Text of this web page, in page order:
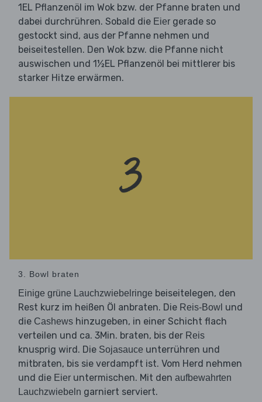
1EL Pflanzenöl im Wok bzw. der Pfanne braten und
dabei durchrühren. Sobald die Eier gerade so
gestockt sind, aus der Pfanne nehmen und
beiseitestellen. Den Wok bzw. die Pfanne nicht
auswischen und 1½EL Pflanzenöl bei mittlerer bis
starker Hitze erwärmen.
3. Bowl braten
Einige grüne Lauchzwiebelringe beiseitelegen, den
Rest kurz im heißen Öl anbraten. Die Reis-Bowl und
die Cashews hinzugeben, in einer Schicht flach
verteilen und ca. 3Min. braten, bis der Reis
knusprig wird. Die Sojasauce unterrühren und
mitbraten, bis sie verdampft ist. Vom Herd nehmen
und die Eier untermischen. Mit den aufbewahrten
Lauchzwiebeln garniert serviert.